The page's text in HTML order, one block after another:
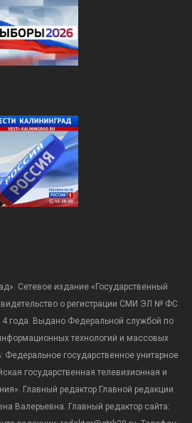
Сетевое издание «Государственный
о регистрации СМИ ЭЛ № ФС
года. Выдано Федеральной службой по
технологий и массовых
Федеральное государственное унитарное
государственная телевизионная и
Главный редактор Главной редакции
Валерьевна. Главный редактор сайта: